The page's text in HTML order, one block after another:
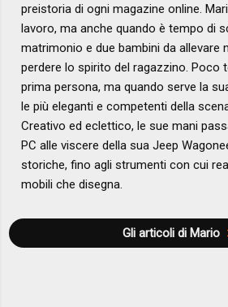
preistoria di ogni magazine online.
lavoro, ma anche quando è tempo di
matrimonio e due bambini da allevare
perdere lo spirito del ragazzino. Poco
prima persona, ma quando serve la
le più eleganti e competenti della
Creativo ed eclettico, le sue mani
PC alle viscere della sua Jeep
storiche, fino agli strumenti con cui
mobili che disegna.
Gli articoli di Mario